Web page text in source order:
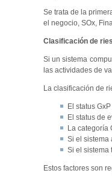
Se trata de la
el negocio, SOx,
Clasificación de
Si un sistema
las actividades de
La clasificación de
El status
El status de
La categoría
Si el sistema
Si el sistema
Estos factores son